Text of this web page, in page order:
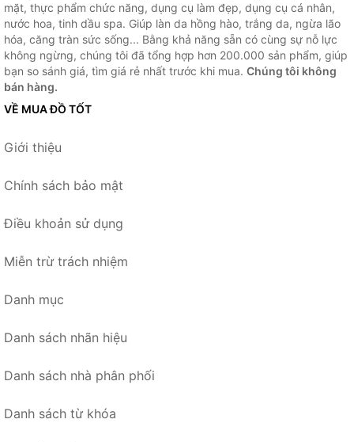
mặt, thực phẩm chức năng, dụng cụ làm đẹp, dụng cụ cá nhân,
nước hoa, tinh dầu spa. Giúp làn da hồng hào, trắng da, ngừa lão
hóa, căng tràn sức sống... Bằng khả năng sẵn có cùng sự nỗ lực
không ngừng, chúng tôi đã tổng hợp hơn 200.000 sản phẩm, giúp
bạn so sánh giá, tìm giá rẻ nhất trước khi mua. Chúng tôi không
bán hàng.
VỀ MUA ĐỒ TỐT
Giới thiệu
Chính sách bảo mật
Điều khoản sử dụng
Miễn trừ trách nhiệm
Danh mục
Danh sách nhãn hiệu
Danh sách nhà phân phối
Danh sách từ khóa